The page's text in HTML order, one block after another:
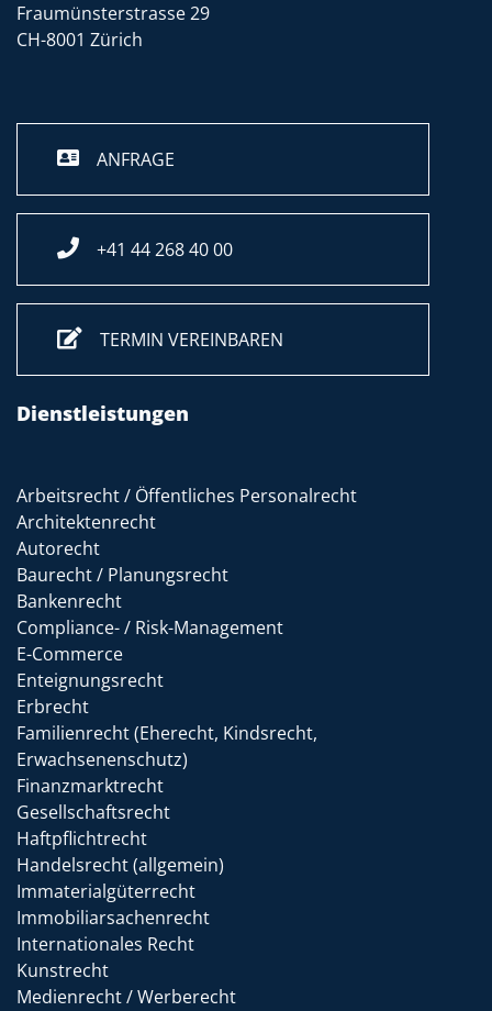
Fraumünsterstrasse 29
CH-8001 Zürich
ANFRAGE
+41 44 268 40 00
TERMIN VEREINBAREN
Dienstleistungen
Arbeitsrecht / Öffentliches Personalrecht
Architektenrecht
Autorecht
Baurecht / Planungsrecht
Bankenrecht
Compliance- / Risk-Management
E-Commerce
Enteignungsrecht
Erbrecht
Familienrecht (Eherecht, Kindsrecht,
Erwachsenenschutz)
Finanzmarktrecht
Gesellschaftsrecht
Haftpflichtrecht
Handelsrecht (allgemein)
Immaterialgüterrecht
Immobiliarsachenrecht
Internationales Recht
Kunstrecht
Medienrecht / Werberecht